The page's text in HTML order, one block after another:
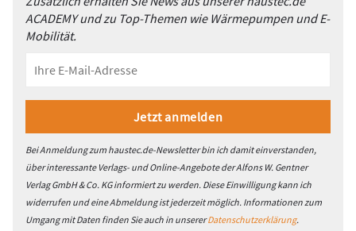
ACADEMY und zu Top-Themen wie Wärmepumpen und E-
Mobilität.
Bei Anmeldung zum haustec.de-Newsletter bin ich damit einverstanden,
über interessante Verlags- und Online-Angebote der Alfons W. Gentner
Verlag GmbH & Co. KG informiert zu werden. Diese Einwilligung kann ich
widerrufen und eine Abmeldung ist jederzeit möglich. Informationen zum
Umgang mit Daten finden Sie auch in unsererDatenschutzerklärung.